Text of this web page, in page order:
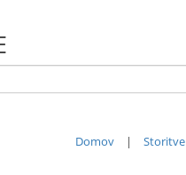
Domov | Storitve